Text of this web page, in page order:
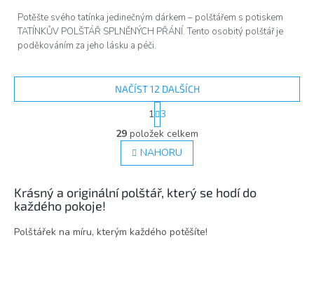
Potěšte svého tatínka jedinečným dárkem – polštářem s potiskem
TATÍNKŮV POLŠTÁŘ SPLNĚNÝCH PŘÁNÍ. Tento osobitý polštář je
poděkováním za jeho lásku a péči.
O
v
l
á
a
p
NAČÍST 12 DALŠÍCH
S
t
r
á
n
k
v
á
í
1 3
29 položek celkem
NAHORU
Krásný a originální polštář, který se hodí do
každého pokoje!
Polštářek na míru, kterým každého potěšíte!